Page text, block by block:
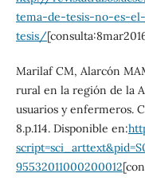
tema-de-tesis-no-es-
tesis/
Marilaf CM, Alarcón
rural en la región de la
usuarios y enfermeros.
8.p.114. Disponible en:
95532011000200012